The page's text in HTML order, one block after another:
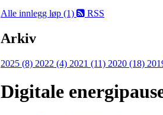
Alle innlegg løp (1) RSS
Arkiv
2025 (8) 2022 (4) 2021 (11) 2020 (18)
Digitale